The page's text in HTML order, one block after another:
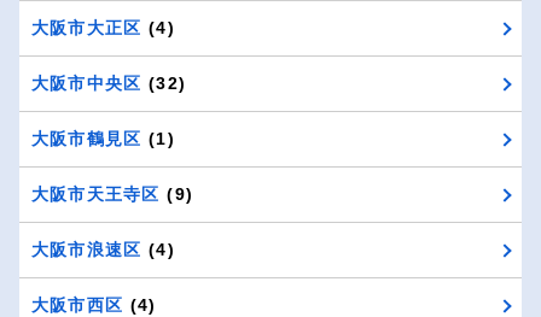
大阪市大正区 (4)
大阪市中央区 (32)
大阪市鶴見区 (1)
大阪市天王寺区 (9)
大阪市浪速区 (4)
大阪市西区 (4)